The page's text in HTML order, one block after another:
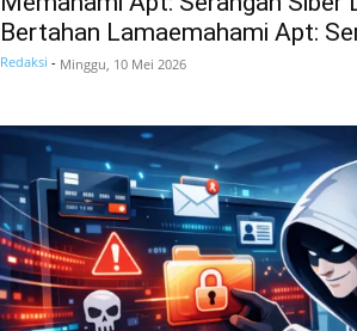
Bertahan Lamaemahami Apt:
Redaksi - Minggu, 10 Mei 2026